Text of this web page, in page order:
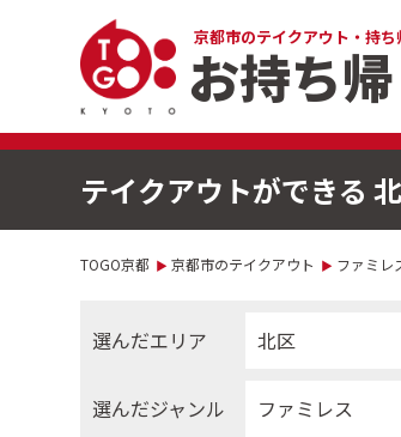
京都市のテイクアウト・持ち
お持ち
テイクアウトができる
TOGO京都 京都市のテイクアウト ファミレ
選んだエリア 北区
選んだジャンル ファミレス